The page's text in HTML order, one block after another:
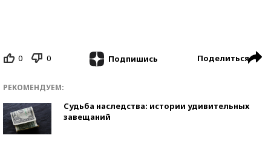
0 0 Подпишись Поделиться
РЕКОМЕНДУЕМ:
Судьба наследства: истории удивительных
завещаний